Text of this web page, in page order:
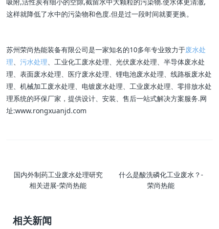
吸附,活性炭有细小的空隙,截留水中大颗粒的污染物.使水体更清澈,
这样就降低了水中的污染物和色度.但是过一段时间就要更换。
苏州荣尚热能装备有限公司是一家知名的10多年专业致力于废水处
理 、污水处理 、工业化工废水处理、光伏废水处理、半导体废水处
理、表面废水处理、医疗废水处理、锂电池废水处理、线路板废水处
理、机械加工废水处理、电镀废水处理、工业废水处理、零排放水处
理系统的环保厂家，提供设计、安装、售后一站式解决方案服务.网
址:www.rongxuanjd.com
国内外制药工业废水处理研究
相关进展-荣尚热能
什么是酸洗磷化工业废水？-
荣尚热能
相关新闻